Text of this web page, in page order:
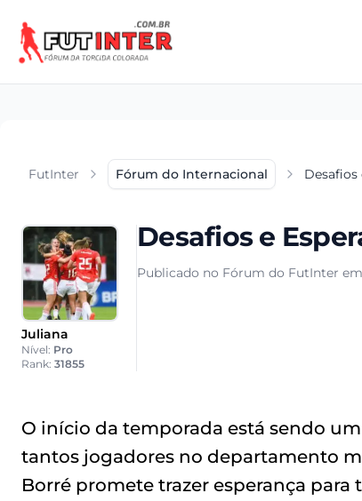
FutInter Fórum do Internacional Desafios
Juliana
Nível: Pro
Rank: 31855
Desafios e
Publicado no Fórum do FutInter em
O início da temporada está sendo
tantos jogadores no departamento
Borré promete trazer esperança